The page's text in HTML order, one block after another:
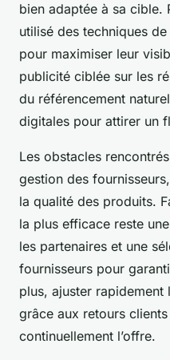
bien adaptée à sa cible.
utilisé des techniques
pour maximiser leur
publicité ciblée sur les
du référencement
digitales pour attirer un
Les obstacles
gestion des
la qualité des produits.
la plus efficace reste
les partenaires et une
fournisseurs pour
plus, ajuster rapidement
grâce aux retours
continuellement l’offre.